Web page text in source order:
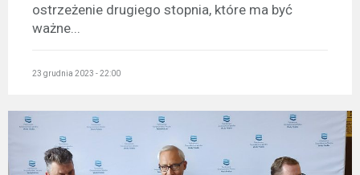
ostrzeżenie drugiego stopnia, które ma być
ważne...
23 grudnia 2023 - 22:00